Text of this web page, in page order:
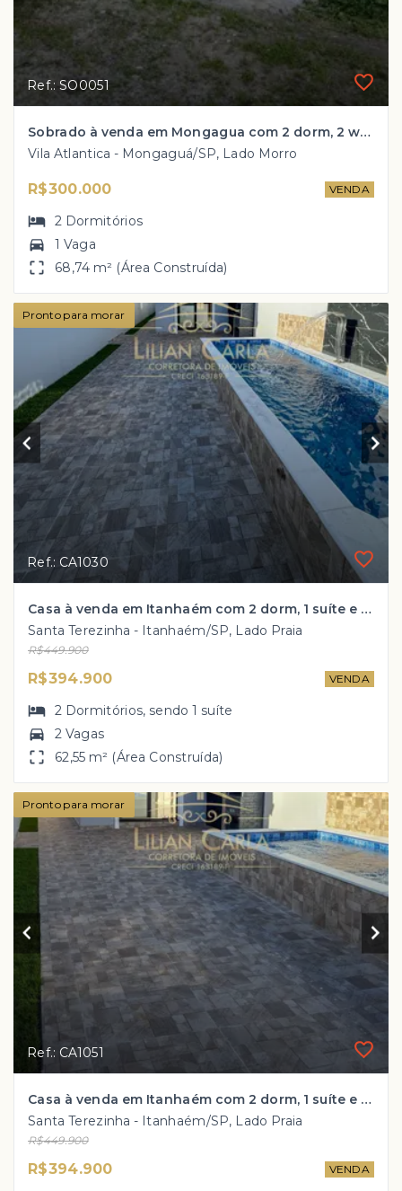
Ref.: SO0051
Sobrado à venda em Mongagua com 2 dorm, 2 wc, salao de jogos e varanda
Vila Atlantica - Mongaguá/SP, Lado Morro
R$300.000 VENDA
2 Dormitórios
1 Vaga
68,74 m² (Área Construída)
Pronto para morar
Ref.: CA1030
Casa à venda em Itanhaém com 2 dorm, 1 suíte e PISCINA por R$ 394.900 mil!
Santa Terezinha - Itanhaém/SP, Lado Praia
R$449.900
R$394.900 VENDA
2 Dormitórios, sendo1 suíte
2 Vagas
62,55 m² (Área Construída)
Pronto para morar
Ref.: CA1051
Casa à venda em Itanhaém com 2 dorm, 1 suíte e PISCINA por R$ 394.900 mil!
Santa Terezinha - Itanhaém/SP, Lado Praia
R$449.900
R$394.900 VENDA